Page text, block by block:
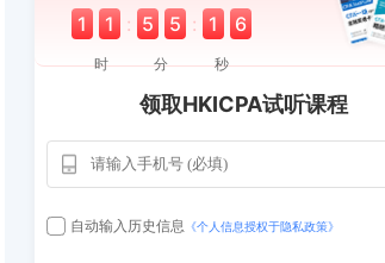
1 1 : 5 5 : 1 5
时 分 秒
领取HKICPA试听课程
自动输入历史信息 《个人信息授权于隐私政策》